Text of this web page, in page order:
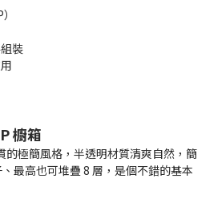
裝
櫥箱
的極簡風格，半透明材質清爽自然，簡
最高也可堆疊 8 層，是個不錯的基本